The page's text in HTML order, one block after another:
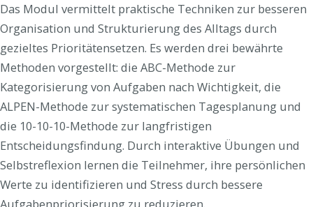
Das Modul vermittelt praktische Techniken zur besseren
Organisation und Strukturierung des Alltags durch
gezieltes Prioritätensetzen. Es werden drei bewährte
Methoden vorgestellt: die ABC-Methode zur
Kategorisierung von Aufgaben nach Wichtigkeit, die
ALPEN-Methode zur systematischen Tagesplanung und
die 10-10-10-Methode zur langfristigen
Entscheidungsfindung. Durch interaktive Übungen und
Selbstreflexion lernen die Teilnehmer, ihre persönlichen
Werte zu identifizieren und Stress durch bessere